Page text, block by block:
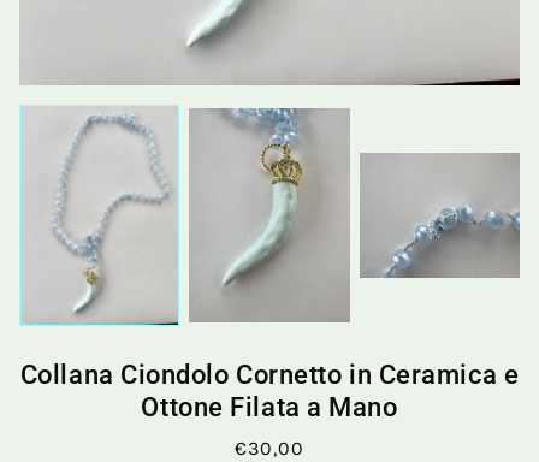
Collana Ciondolo Cornetto in Ceramica e
Ottone Filata a Mano
€30,00